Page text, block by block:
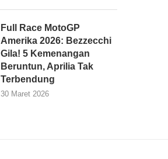
Full Race MotoGP
Amerika 2026: Bezzecchi
Gila! 5 Kemenangan
Beruntun, Aprilia Tak
Terbendung
30 Maret 2026